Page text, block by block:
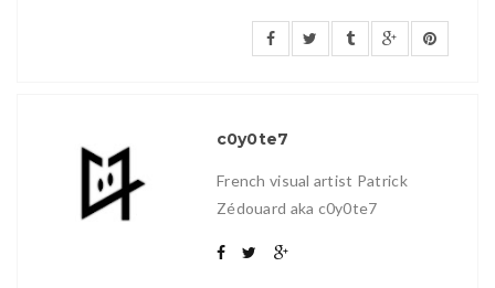
c0y0te7
French visual artist Patrick
Zédouard aka c0y0te7